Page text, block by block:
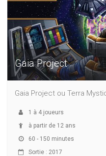
Gaia Project
Gaia Project ou Terra
1 à 4 joueurs
à partir de 12 ans
60 - 150 minutes
Sortie : 2017